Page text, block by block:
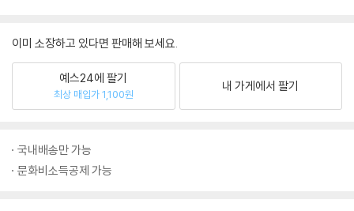
이미 소장하고 있다면 판매해 보세요.
예스24에 팔기
최상 매입가 1,100원
내 가게에서 팔기
국내배송만 가능
문화비소득공제 가능